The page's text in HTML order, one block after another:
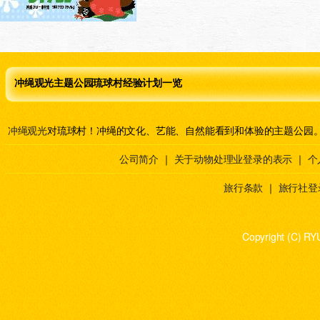
冲绳观光主题公园琉球村经验计划一览
冲绳观光对琉球村！冲绳的文化、艺能、自然能看到和体验的主题公园
公司简介 ｜ 关于动物处理业登录的表示 ｜
旅行条款 ｜ 旅行社
Copyright (C)